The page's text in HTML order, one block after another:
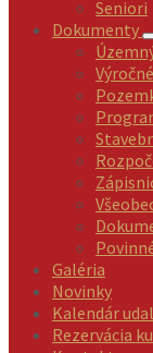
Seniori
Dokumenty
Galéria
Novinky
Kalendár
Rezervácia